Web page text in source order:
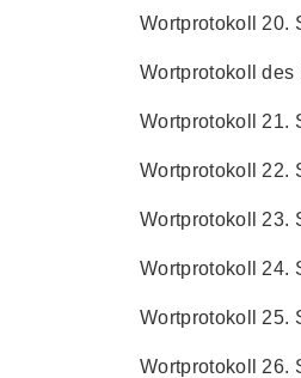
Wortprotokoll 20.
Wortprotokoll des
Wortprotokoll 21.
Wortprotokoll 22.
Wortprotokoll 23.
Wortprotokoll 24.
Wortprotokoll 25.
Wortprotokoll 26.